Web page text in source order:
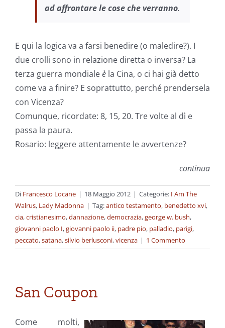
ad affrontare le cose che verranno.
E qui la logica va a farsi benedire (o maledire?). I
due crolli sono in relazione diretta o inversa? La
terza guerra mondialeè la Cina, o ci hai già detto
come va a finire? E soprattutto, perché prendersela
con Vicenza?
Comunque, ricordate: 8, 15, 20. Tre volte al dì e
passa la paura.
Rosario: leggere attentamente le avvertenze?
continua
Di Francesco Locane | 18 Maggio 2012 | Categorie: I Am The
Walrus, Lady Madonna | Tag:antico testamento, benedetto xvi,
cia,cristianesimo,dannazione,democrazia,george w. bush,
giovanni paolo I,giovanni paolo ii, padre pio, palladio, parigi,
peccato,satana,silvio berlusconi,vicenza | 1 Commento
San Coupon
Come molti,